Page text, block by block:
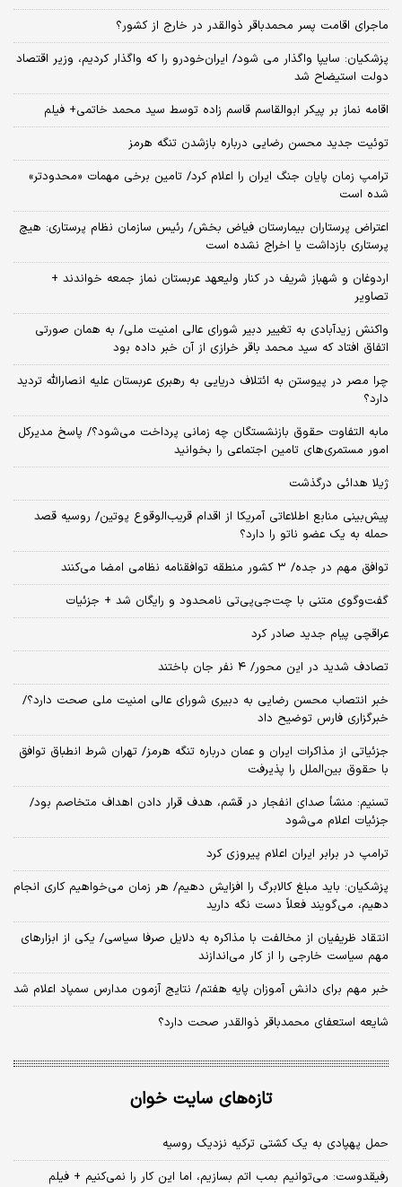
ماجرای اقامت پسر محمدباقر ذوالقدر در خارج از کشور؟
پزشکیان: سایپا واگذار می شود/ ایران‌خودرو را که واگذار کردیم، وزیر اقتصاد
دولت استیضاح شد
اقامه نماز بر پیکر ابوالقاسم قاسم زاده توسط سید محمد خاتمی+ فیلم
توئیت جدید محسن رضایی درباره بازشدن تنگه هرمز
ترامپ زمان پایان جنگ ایران را اعلام کرد/ تامین برخی مهمات «محدودتر»
شده است
اعتراض پرستاران بیمارستان فیاض بخش/ رئیس سازمان نظام پرستاری: هیچ
پرستاری بازداشت یا اخراج نشده است
اردوغان و شهباز شریف در کنار ولیعهد عربستان نماز جمعه خواندند +
تصاویر
واکنش زیدآبادی به تغییر دبیر شورای عالی امنیت ملی/ به همان صورتی
اتفاق افتاد که سید محمد باقر خرازی از آن خبر داده بود
چرا مصر در پیوستن به ائتلاف دریایی به رهبری عربستان علیه انصارالله تردید
دارد؟
مابه التفاوت حقوق بازنشستگان چه زمانی پرداخت می‌شود؟/ پاسخ مدیرکل
امور مستمری‌های تامین اجتماعی را بخوانید
ژیلا هدائی درگذشت
پیش‌بینی منابع اطلاعاتی آمریکا از اقدام قریب‌الوقوع پوتین/ روسیه قصد
حمله به یک عضو ناتو را دارد؟
توافق مهم در جده/ ۳ کشور منطقه توافقنامه نظامی امضا می‌کنند
گفت‌وگوی متنی با چت‌جی‌پی‌تی نامحدود و رایگان شد + جزئیات
عراقچی پیام جدید صادر کرد
تصادف شدید در این محور/ ۴ نفر جان باختند
خبر انتصاب محسن رضایی به دبیری شورای عالی امنیت ملی صحت دارد؟/
خبرگزاری فارس توضیح داد
جزئیاتی از مذاکرات ایران و عمان درباره تنگه هرمز/ تهران شرط انطباق توافق
با حقوق بین‌الملل را پذیرفت
تسنیم: منشأ صدای انفجار در قشم، هدف قرار دادن اهداف متخاصم بود/
جزئیات اعلام می‌شود
ترامپ در برابر ایران اعلام پیروزی کرد
پزشکیان: باید مبلغ کالابرگ را افزایش دهیم/ هر زمان می‌خواهیم کاری انجام
دهیم، می‌گویند فعلاً دست نگه دارید
انتقاد ظریفیان از مخالفت با مذاکره به دلایل صرفا سیاسی/ یکی از ابزارهای
مهم سیاست خارجی را از کار می‌اندازند
خبر مهم برای دانش آموزان پایه هفتم/ نتایج آزمون مدارس سمپاد اعلام شد
شایعه استعفای محمدباقر ذوالقدر صحت دارد؟
تازه‌های سایت خوان
حمل پهپادی به یک کشتی ترکیه نزدیک روسیه
رفیقدوست: می‌توانیم بمب اتم بسازیم، اما این کار را نمی‌کنیم + فیلم